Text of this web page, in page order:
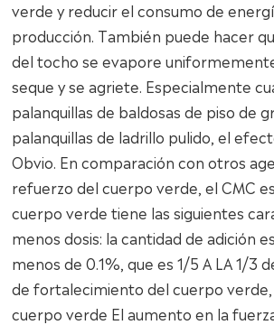
verde y reducir el consumo de
producción. También puede hacer
del tocho se evapore
seque y se agriete. Especialmente
palanquillas de baldosas de piso de
palanquillas de ladrillo pulido, el
Obvio. En comparación con otros
refuerzo del cuerpo verde, el CMC
cuerpo verde tiene las siguientes
menos dosis: la cantidad de adición
menos de 0.1%, que es 1/5 A LA 1/3
de fortalecimiento del cuerpo
cuerpo verde El aumento en la